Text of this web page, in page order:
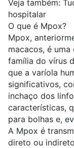
Veja também:
hospitalar
O que é Mpox?
Mpox,
macacos, é
família do vírus
que a varíola
significativos,
inchaço dos
características,
para bolhas e,
A Mpox é
direto ou